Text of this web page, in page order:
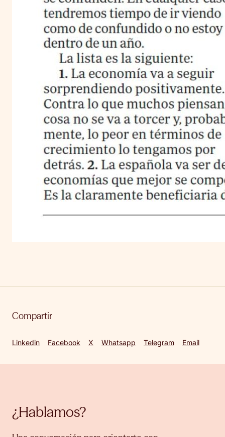
Compartir
Linkedin Facebook X Whatsapp Telegram Email
¿Hablamos?